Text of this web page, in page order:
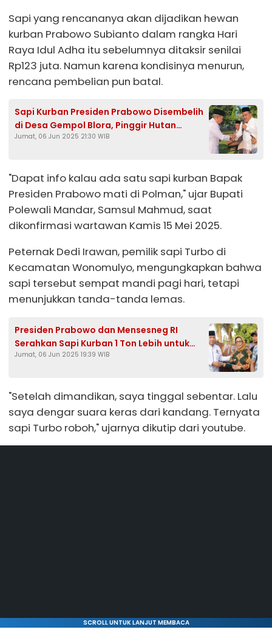
Sapi yang rencananya akan dijadikan hewan
kurban Prabowo Subianto dalam rangka Hari
Raya Idul Adha itu sebelumnya ditaksir senilai
Rp123 juta. Namun karena kondisinya menurun,
rencana pembelian pun batal.
Sapi Kurban Presiden Prabowo Disembelih
di Desa Gempol Blora, Pinggir Hutan
Kecamatan Jati
Jumat, 06 Jun 2025 21:30 WIB
"Dapat info kalau ada satu sapi kurban Bapak
Presiden Prabowo mati di Polman," ujar Bupati
Polewali Mandar, Samsul Mahmud, saat
dikonfirmasi wartawan Kamis 15 Mei 2025.
Peternak Dedi Irawan, pemilik sapi Turbo di
Kecamatan Wonomulyo, mengungkapkan bahwa
sapi tersebut sempat mandi pagi hari, tetapi
menunjukkan tanda-tanda lemas.
Presiden Prabowo dan Mensesneg RI
Serahkan Sapi Kurban 1 Ton Lebih untuk
Warga Blora
Jumat, 06 Jun 2025 19:39 WIB
"Setelah dimandikan, saya tinggal sebentar. Lalu
saya dengar suara keras dari kandang. Ternyata
sapi Turbo roboh," ujarnya dikutip dari youtube.
SCROLL UNTUK LANJUT MEMBACA